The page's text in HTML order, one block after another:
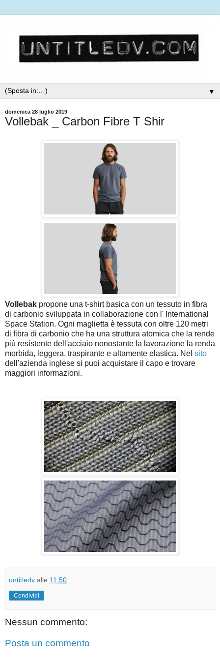
▼
domenica 28 luglio 2019
Vollebak _ Carbon Fibre T Shir
Vollebak propone una t-shirt basica con un tessuto in fibra
di carbonio sviluppata in collaborazione con l' International
Space Station. Ogni maglietta è tessuta con oltre 120 metri
di fibra di carbonio che ha una struttura atomica che la rende
più resistente dell'acciaio nonostante la lavorazione la renda
morbida, leggera, traspirante e altamente elastica. Nel sito
dell'azienda inglese si puoi acquistare il capo e trovare
maggiori informazioni.
untitledv alle 11:50
Condividi
Nessun commento:
Posta un commento